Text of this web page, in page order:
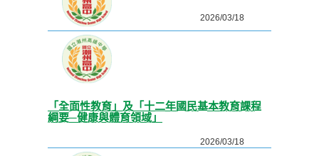
2026/03/18
「全面性教育」及「十二年國民基本教育課程
綱要─健康與體育領域」
2026/03/18